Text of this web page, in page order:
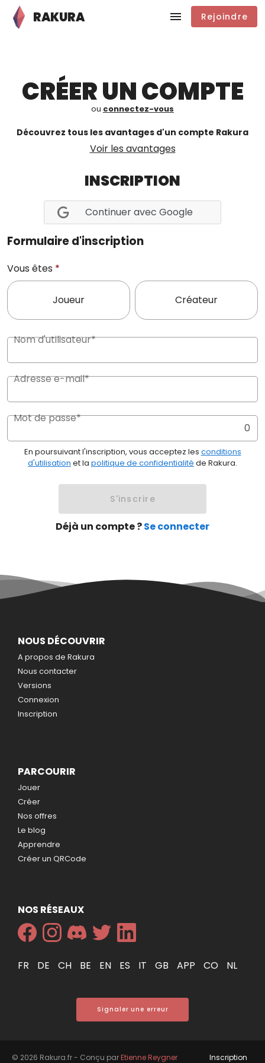
RAKURA Rejoindre
CRÉER UN COMPTE
ou connectez-vous
Découvrez tous les avantages d'un compte Rakura
Voir les avantages
INSCRIPTION
Continuer avec Google
Formulaire d'inscription
Vous êtes *
Joueur Créateur
Nom d'utilisateur*
Adresse e-mail*
Mot de passe*
0
En poursuivant l'inscription, vous acceptez les conditions
d'utilisation et la politique de confidentialité de Rakura.
S'inscrire
Déjà un compte ?Se connecter
NOUS DÉCOUVRIR
A propos de Rakura
Nous contacter
Versions
Connexion
Inscription
PARCOURIR
Jouer
Créer
Nos offres
Le blog
Apprendre
Créer un QRCode
NOS RÉSEAUX
FR DE CH BE EN ES IT GB APP CO NL
Signaler une erreur
© 2026 Rakura.fr - Conçu parEtienne Reygner Inscription